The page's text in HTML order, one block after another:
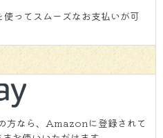
ってスムーズなお支払いが可
方なら、Amazonに登録されて